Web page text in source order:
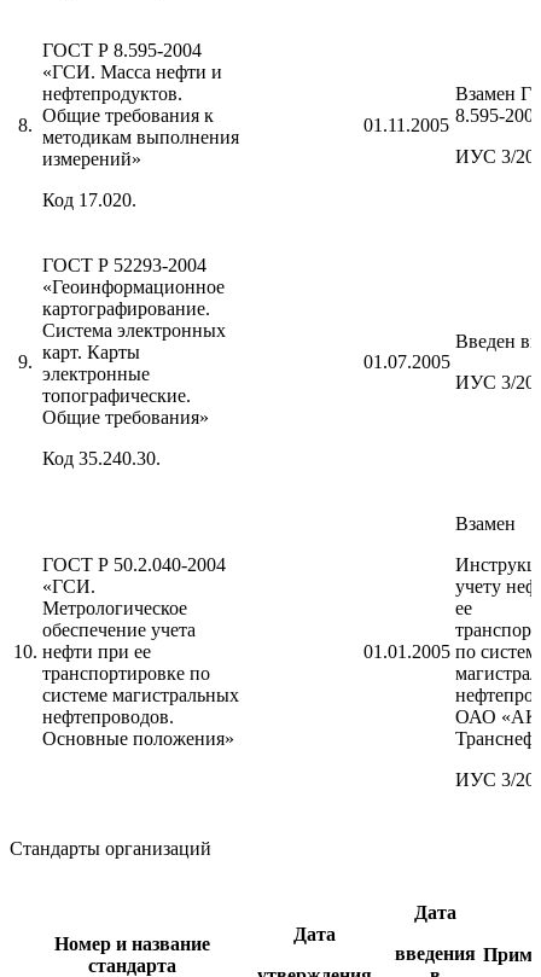
8.
ГОСТ Р 8.595-2004
«ГСИ. Масса нефти и
нефтепродуктов.
Общие требования к
методикам выполнения
измерений»
Код 17.020.
01.11.2005
Взамен
8.595-
ИУС 3/
9.
ГОСТ Р 52293-2004
«Геоинформационное
картографирование.
Система электронных
карт. Карты
электронные
топографические.
Общие требования»
Код 35.240.30.
01.07.2005
Введен
ИУС 3/
10.
ГОСТ Р 50.2.040-2004
«ГСИ.
Метрологическое
обеспечение учета
нефти при ее
транспортировке по
системе магистральных
нефтепроводов.
Основные положения»
01.01.2005
Взамен
учету
ее
по
ОАО «АК
ИУС 3/
Стандарты организаций
Номер и название
стандарта
Дата
Дата
введения